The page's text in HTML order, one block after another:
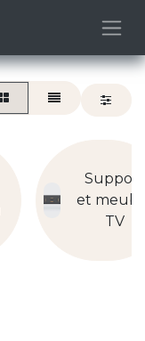
Support
et
TV